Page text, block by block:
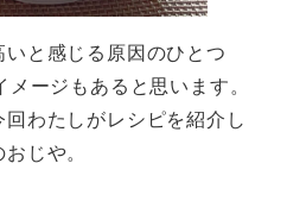
と感じる原因のひとつ
ージもあると思います。
わたしがレシピを紹介し
じや。